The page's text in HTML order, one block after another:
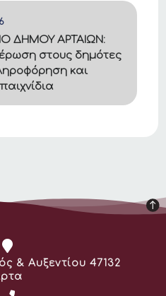
ΔΗΜΟΥ ΑΡΤΑΙΩΝ:
στους δημότες
και
& Αυξεντίου 47132